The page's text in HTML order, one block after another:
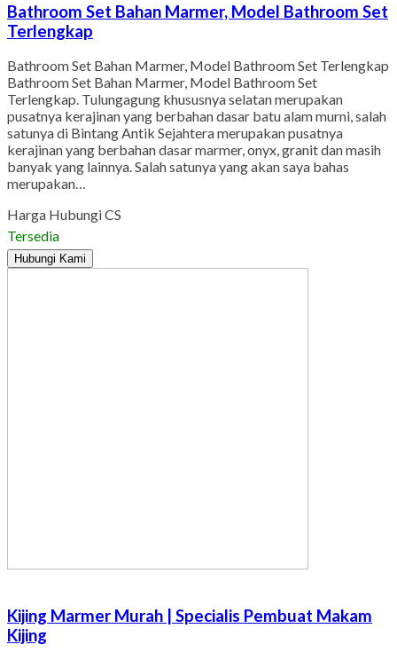
Bathroom Set Bahan Marmer, Model Bathroom Set
Terlengkap
Bathroom Set Bahan Marmer, Model Bathroom Set Terlengkap
Bathroom Set Bahan Marmer, Model Bathroom Set
Terlengkap. Tulungagung khususnya selatan merupakan
pusatnya kerajinan yang berbahan dasar batu alam murni, salah
satunya di Bintang Antik Sejahtera merupakan pusatnya
kerajinan yang berbahan dasar marmer, onyx, granit dan masih
banyak yang lainnya. Salah satunya yang akan saya bahas
merupakan…
Harga Hubungi CS
Tersedia
Hubungi Kami
Kijing Marmer Murah | Specialis Pembuat Makam
Kijing